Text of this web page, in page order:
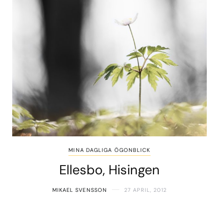
MINA DAGLIGA ÖGONBLICK
Ellesbo, Hisingen
MIKAEL SVENSSON 27 APRIL, 2012